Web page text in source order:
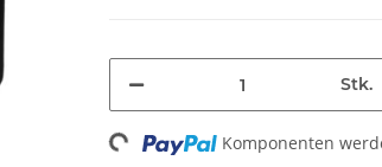
Stk.
Loading... Komponenten